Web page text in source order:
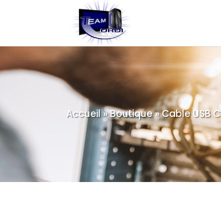
Accueil»Boutique»Cable USB